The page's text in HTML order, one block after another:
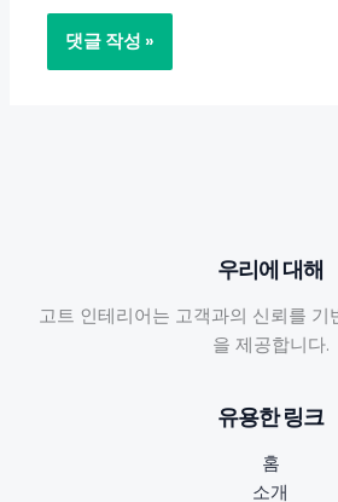
우리에 대해
고트 인테리어는 고객과의 신뢰를 기
을 제공합니다.
유용한 링크
홈
소개